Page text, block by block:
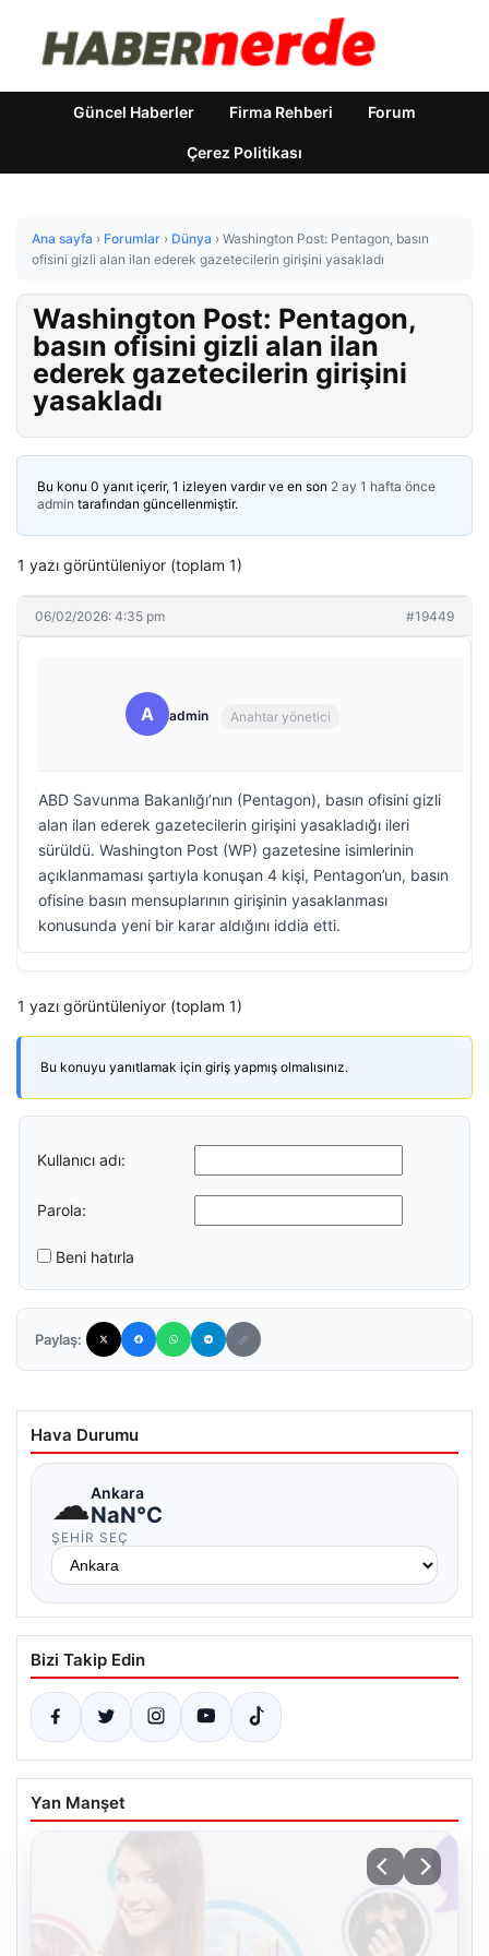
Güncel Haberler Firma Rehberi Forum
Çerez Politikası
Ana sayfa › Forumlar › Dünya › Washington Post: Pentagon, basın
ofisini gizli alan ilan ederek gazetecilerin girişini yasakladı
Washington Post: Pentagon,
basın ofisini gizli alan ilan
ederek gazetecilerin girişini
yasakladı
Bu konu 0 yanıt içerir, 1 izleyen vardır ve en son 2 ay 1 hafta önce
admin tarafından güncellenmiştir.
1 yazı görüntüleniyor (toplam 1)
06/02/2026: 4:35 pm #19449
A admin Anahtar yönetici
ABD Savunma Bakanlığı’nın (Pentagon), basın ofisini gizli
alan ilan ederek gazetecilerin girişini yasakladığı ileri
sürüldü. Washington Post (WP) gazetesine isimlerinin
açıklanmaması şartıyla konuşan 4 kişi, Pentagon’un, basın
ofisine basın mensuplarının girişinin yasaklanması
konusunda yeni bir karar aldığını iddia etti.
1 yazı görüntüleniyor (toplam 1)
Bu konuyu yanıtlamak için giriş yapmış olmalısınız.
Kullanıcı adı:
Parola:
Beni hatırla
Paylaş:
Hava Durumu
☁Ankara
NaN°C
ŞEHIR SEÇ
Bizi Takip Edin
Yan Manşet